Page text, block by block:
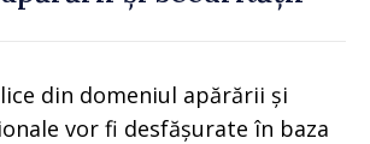
din domeniul apărării și
vor fi desfășurate în baza